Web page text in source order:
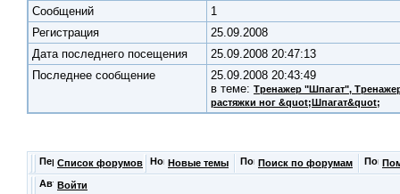
Cообщений
1
Регистрация
25.09.2008
Дата последнего посещения
25.09.2008 20:47:13
Последнее сообщение
25.09.2008 20:43:49
в теме: Тренажер "Шпагат",
растяжки ног &quot;Шпагат&quot;
Список форумов Новые темы Поиск по форумам
Войти